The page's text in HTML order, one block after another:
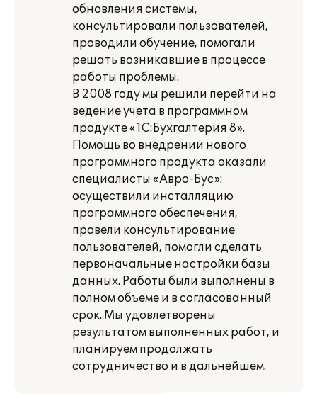
обновления системы,
консультировали пользователей,
проводили обучение, помогали
решать возникавшие в процессе
работы проблемы.
В 2008 году мы решили перейти на
ведение учета в программном
продукте «1С:Бухгалтерия 8».
Помощь во внедрении нового
программного продукта оказали
специалисты «Авро-Бус»:
осуществили инсталляцию
программного обеспечения,
провели консультирование
пользователей, помогли сделать
первоначальные настройки базы
данных. Работы были выполнены в
полном объеме и в согласованный
срок. Мы удовлетворены
результатом выполненных работ, и
планируем продолжать
сотрудничество и в дальнейшем.